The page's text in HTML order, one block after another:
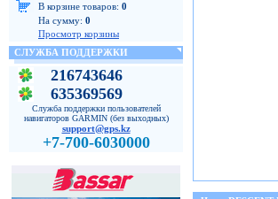
В корзине товаров: 0
На сумму: 0
Просмотр корзины
СЛУЖБА ПОДДЕРЖКИ
216743646
635369569
Служба поддержки пользователей
навигаторов GARMIN (без выходных)
support@gps.kz
+7-700-6030000